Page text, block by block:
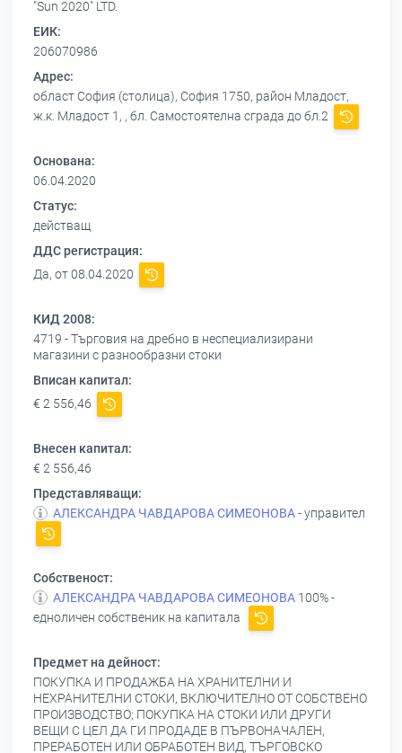
"Sun 2020" LTD.
ЕИК:
206070986
Адрес:
област София (столица), София 1750, район Младост,
ж.к. Младост 1, , бл. Самостоятелна сграда до бл.2
Основана:
06.04.2020
Статус:
действащ
ДДС регистрация:
Да, от 08.04.2020
КИД 2008:
4719 - Търговия на дребно в неспециализирани
магазини с разнообразни стоки
Вписан капитал:
€ 2 556,46
Внесен капитал:
€ 2 556,46
Представляващи:
АЛЕКСАНДРА ЧАВДАРОВА СИМЕОНОВА- управител
Собственост:
АЛЕКСАНДРА ЧАВДАРОВА СИМЕОНОВА 100% -
едноличен собственик на капитала
Предмет на дейност:
ПОКУПКА И ПРОДАЖБА НА ХРАНИТЕЛНИ И
НЕХРАНИТЕЛНИ СТОКИ, ВКЛЮЧИТЕЛНО ОТ СОБСТВЕНО
ПРОИЗВОДСТВО; ПОКУПКА НА СТОКИ ИЛИ ДРУГИ
ВЕЩИ С ЦЕЛ ДА ГИ ПРОДАДЕ В ПЪРВОНАЧАЛЕН,
ПРЕРАБОТЕН ИЛИ ОБРАБОТЕН ВИД, ТЪРГОВСКО